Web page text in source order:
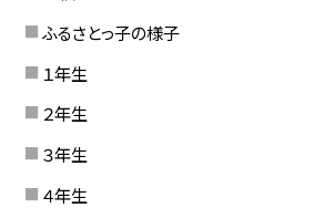
ふるさとっ子の様子
１年生
２年生
３年生
４年生